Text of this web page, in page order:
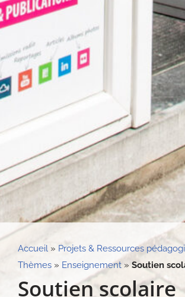
Accueil » Projets & Ressources
Thèmes » Enseignement » Soutien
Soutien scolaire